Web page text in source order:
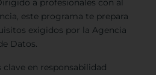
a profesionales con al
este programa te prepara
exigidos por la Agencia
Datos.
en responsabilidad